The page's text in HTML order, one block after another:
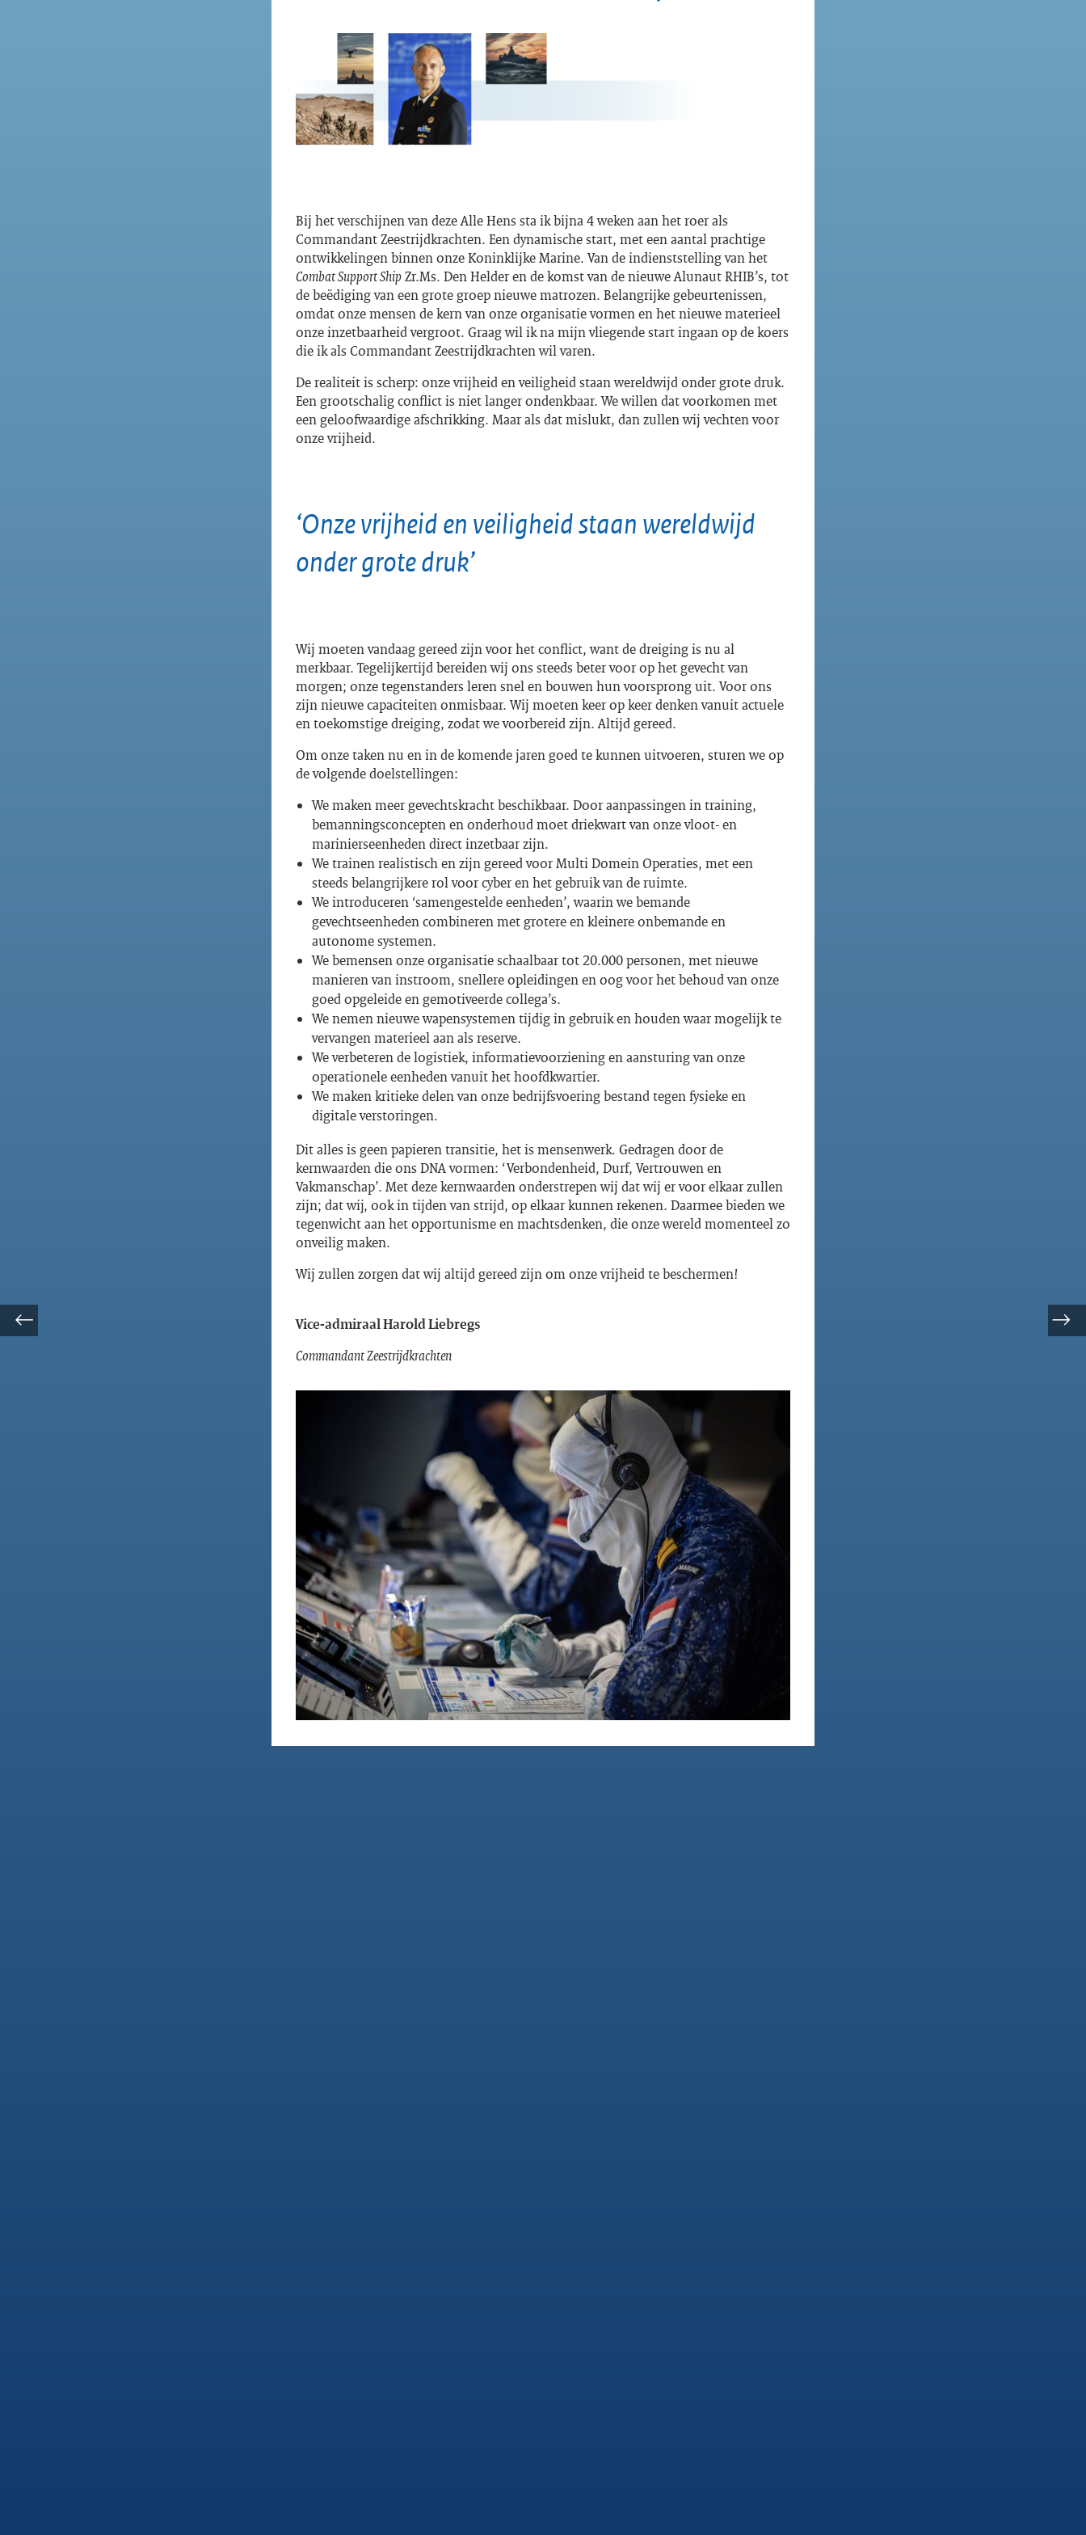
Bij het verschijnen van deze Alle Hens sta ik bijna 4 weken aan het roer als
Commandant Zeestrijdkrachten. Een dynamische start, met een aantal prachtige
ontwikkelingen binnen onze Koninklijke Marine. Van de indienststelling van het
Combat Support ShipZr.Ms. Den Helder en de komst van de nieuwe Alunaut RHIB’s, tot
de beëdiging van een grote groep nieuwe matrozen. Belangrijke gebeurtenissen,
omdat onze mensen de kern van onze organisatie vormen en het nieuwe materieel
onze inzetbaarheid vergroot. Graag wil ik na mijn vliegende start ingaan op de koers
die ik als Commandant Zeestrijdkrachten wil varen.
De realiteit is scherp: onze vrijheid en veiligheid staan wereldwijd onder grote druk.
Een grootschalig conflict is niet langer ondenkbaar. We willen dat voorkomen met
een geloofwaardige afschrikking. Maar als dat mislukt, dan zullen wij vechten voor
onze vrijheid.
‘Onze vrijheid en veiligheid staan wereldwijd
onder grote druk’
Wij moeten vandaag gereed zijn voor het conflict, want de dreiging is nu al
merkbaar. Tegelijkertijd bereiden wij ons steeds beter voor op het gevecht van
morgen; onze tegenstanders leren snel en bouwen hun voorsprong uit. Voor ons
zijn nieuwe capaciteiten onmisbaar. Wij moeten keer op keer denken vanuit actuele
en toekomstige dreiging, zodat we voorbereid zijn. Altijd gereed.
Om onze taken nu en in de komende jaren goed te kunnen uitvoeren, sturen we op
de volgende doelstellingen:
We maken meer gevechtskracht beschikbaar. Door aanpassingen in training,
bemanningsconcepten en onderhoud moet driekwart van onze vloot- en
marinierseenheden direct inzetbaar zijn.
We trainen realistisch en zijn gereed voor Multi Domein Operaties, met een
steeds belangrijkere rol voorcyberen het gebruik van de ruimte.
We introduceren ‘samengestelde eenheden’, waarin we bemande
gevechtseenheden combineren met grotere en kleinere onbemande en
autonome systemen.
We bemensen onze organisatie schaalbaar tot 20.000 personen, met nieuwe
manieren van instroom, snellere opleidingen en oog voor het behoud van onze
goed opgeleide en gemotiveerde collega’s.
We nemen nieuwe wapensystemen tijdig in gebruik en houden waar mogelijk te
vervangen materieel aan als reserve.
We verbeteren de logistiek, informatievoorziening en aansturing van onze
operationele eenheden vanuit het hoofdkwartier.
We maken kritieke delen van onze bedrijfsvoering bestand tegen fysieke en
digitale verstoringen.
Dit alles is geen papieren transitie, het is mensenwerk. Gedragen door de
kernwaarden die ons DNA vormen: ‘Verbondenheid, Durf, Vertrouwen en
Vakmanschap’. Met deze kernwaarden onderstrepen wij dat wij er voor elkaar zullen
zijn; dat wij, ook in tijden van strijd, op elkaar kunnen rekenen. Daarmee bieden we
tegenwicht aan het opportunisme en machtsdenken, die onze wereld momenteel zo
onveilig maken.
Wij zullen zorgen dat wij altijd gereed zijn om onze vrijheid te beschermen!
Vice-admiraal Harold Liebregs
Commandant Zeestrijdkrachten